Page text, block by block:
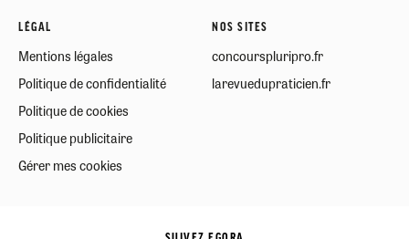
LÉGAL
Mentions légales
Politique de confidentialité
Politique de cookies
Politique publicitaire
Gérer mes cookies
NOS SITES
concourspluripro.fr
larevuedupraticien.fr